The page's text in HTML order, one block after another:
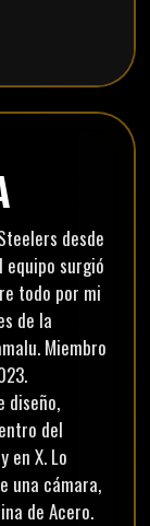
desde
equipo surgió
todo por mi
de la
Miembro
diseño,
del
en X. Lo
una cámara,
de Acero.